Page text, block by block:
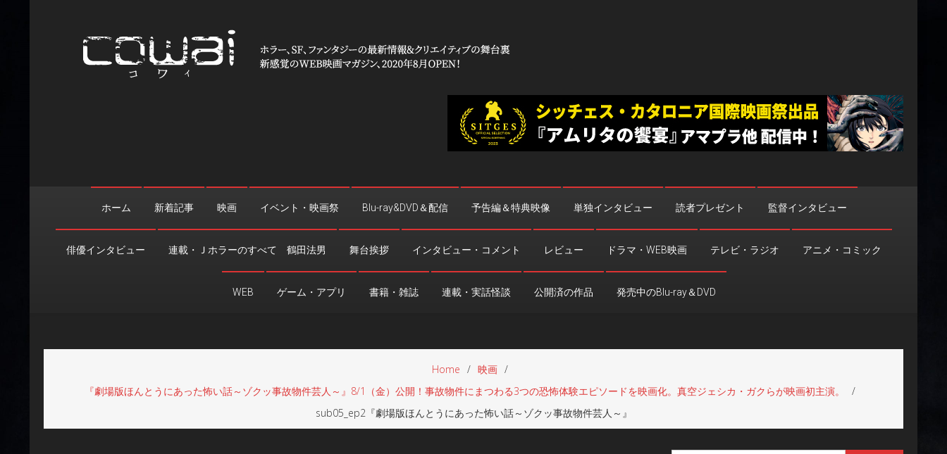
ホーム 新着記事 映画 イベント・映画祭 Blu-ray&DVD＆配信 予告編＆特典映像 単独インタビュー 読者プレゼント 監督インタビュー
俳優インタビュー 連載・Ｊホラーのすべて 鶴田法男 舞台挨拶 インタビュー・コメント レビュー ドラマ・WEB映画 テレビ・ラジオ アニメ・コミック
WEB ゲーム・アプリ 書籍・雑誌 連載・実話怪談 公開済の作品 発売中のBlu-ray＆DVD
Home
映画
『劇場版ほんとうにあった怖い話～ゾクッ事故物件芸人～』8/1（金）公開！事故物件にまつわる3つの恐怖体験エピソードを映画化。真空ジェシカ・ガクらが映画初主演。
sub05_ep2『劇場版ほんとうにあった怖い話～ゾクッ事故物件芸人～』